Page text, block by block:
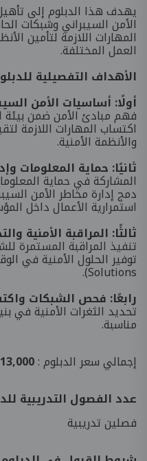
يهدف هذا الدبلوم إلى
الأمن السيبراني وشبكات
المهارات اللازمة لتأمين
العمل المختلفة.
الأهداف التفصيلية
أولًا: أساسيات الأمن
فهم مبادئ الأمن ضمن بيئة
اكتساب المهارات اللازمة
والأنظمة الأمنية.
ثانيًا: حماية المعلومات
المشاركة في حماية
دمج إدارة مخاطر الأمن
استمرارية الأعمال داخل
ثالثًا: المراقبة الأمنية
تنفيذ المراقبة المستمرة
Solutions).
رابعًا: فحص الشبكات
تحديد الثغرات الأمنية في
مناسبة.
إجمالي سعر الدبلوم :13,000 ريال
عدد الفصول التدريبية
فصلين تدريبية